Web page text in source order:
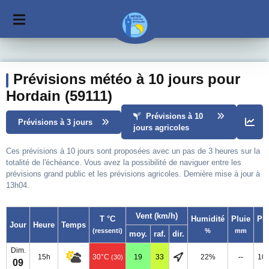
Prévisions météo à 10 jours pour
Hordain (59111)
Prévisions à 3 jours
Prévisions à 10
jours agricoles
Ces prévisions à 10 jours sont proposées avec un pas de 3 heures sur la
totalité de l'échéance. Vous avez la possibilité de naviguer entre les
prévisions grand public et les prévisions agricoles. Dernière mise à jour à
13h04.
Jour Heure Temps
T °C
(ressenti)
Vent (km/h) Humidité
%
Pluie
mm
moy. raf. dir.
Dim.
09
15h 30°C (30) 19 33 22% --